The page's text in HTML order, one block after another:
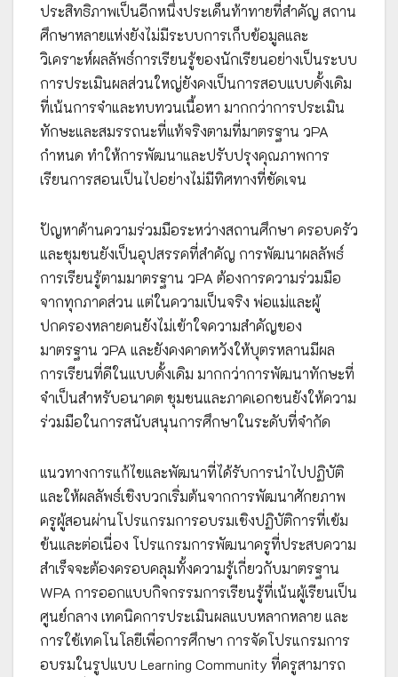
ประสิทธิภาพเป็นอีกหนึ่งประเด็นท้าทายที่สำคัญ สถาน
ศึกษาหลายแห่งยังไม่มีระบบการเก็บข้อมูลและ
วิเคราะห์ผลลัพธ์การเรียนรู้ของนักเรียนอย่างเป็นระบบ
การประเมินผลส่วนใหญ่ยังคงเป็นการสอบแบบดั้งเดิม
ที่เน้นการจำและทบทวนเนื้อหา มากกว่าการประเมิน
ทักษะและสมรรถนะที่แท้จริงตามที่มาตรฐาน วPA
กำหนด ทำให้การพัฒนาและปรับปรุงคุณภาพการ
เรียนการสอนเป็นไปอย่างไม่มีทิศทางที่ชัดเจน
ปัญหาด้านความร่วมมือระหว่างสถานศึกษา ครอบครัว
และชุมชนยังเป็นอุปสรรคที่สำคัญ การพัฒนาผลลัพธ์
การเรียนรู้ตามมาตรฐาน วPA ต้องการความร่วมมือ
จากทุกภาคส่วน แต่ในความเป็นจริง พ่อแม่และผู้
ปกครองหลายคนยังไม่เข้าใจความสำคัญของ
มาตรฐาน วPA และยังคงคาดหวังให้บุตรหลานมีผล
การเรียนที่ดีในแบบดั้งเดิม มากกว่าการพัฒนาทักษะที่
จำเป็นสำหรับอนาคต ชุมชนและภาคเอกชนยังให้ความ
ร่วมมือในการสนับสนุนการศึกษาในระดับที่จำกัด
แนวทางการแก้ไขและพัฒนาที่ได้รับการนำไปปฏิบัติ
และให้ผลลัพธ์เชิงบวกเริ่มต้นจากการพัฒนาศักยภาพ
ครูผู้สอนผ่านโปรแกรมการอบรมเชิงปฏิบัติการที่เข้ม
ข้นและต่อเนื่อง โปรแกรมการพัฒนาครูที่ประสบความ
สำเร็จจะต้องครอบคลุมทั้งความรู้เกี่ยวกับมาตรฐาน
WPA การออกแบบกิจกรรมการเรียนรู้ที่เน้นผู้เรียนเป็น
ศูนย์กลาง เทคนิคการประเมินผลแบบหลากหลาย และ
การใช้เทคโนโลยีเพื่อการศึกษา การจัดโปรแกรมการ
อบรมในรูปแบบ Learning Community ที่ครูสามารถ